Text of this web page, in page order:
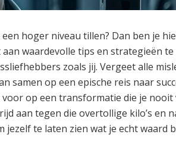
hoger niveau tillen? Dan ben je
waardevolle tips en strategieën
zoals jij. Vergeet alle
samen op een epische reis naar
op een transformatie die je
aan tegen die overtollige kilo’s en
te laten zien wat je echt waard